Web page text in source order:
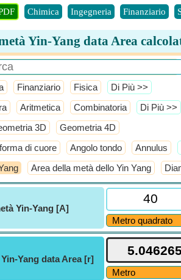
Chimica Ingegneria Finanziario
Yin-Yang data Area
Finanziario Fisica ​Di Più >>
Aritmetica Combinatoria ​Di Più >>
3D Geometria 4D
di cuore Angolo tondo Annulus
Area della metà dello Yin Yang
Yin-Yang [A]
Yang data Area [r]